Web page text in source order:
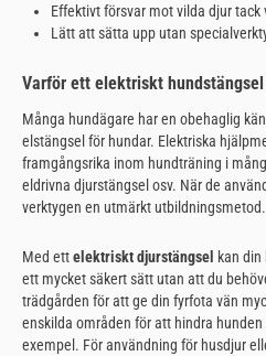
Effektivt försvar mot vilda djur tack
Lätt att sätta upp utan
Varför ett elektriskt
Många hundägare har en obehaglig
elstängsel för hundar. Elektriska
framgångsrika inom hundträning i
eldrivna djurstängsel osv. När de
verktygen en utmärkt utbildningsmetod.
Med ettelektriskt djurstängsel kan
ett mycket säkert sätt utan att du
trädgården för att ge din fyrfota vän
enskilda områden för att hindra
exempel. För användning för husdjur